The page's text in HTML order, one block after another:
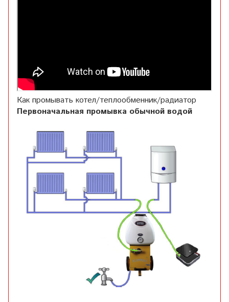
Как промывать котел/теплообменник/радиатор
Первоначальная промывка обычной водой